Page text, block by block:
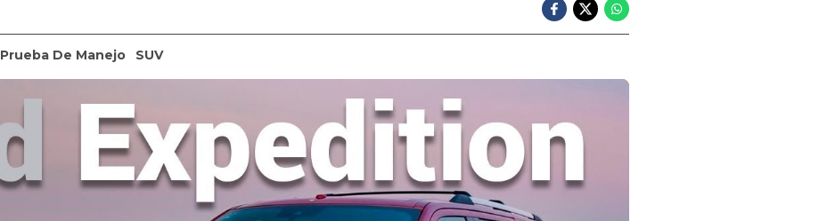
Prueba De Manejo SUV